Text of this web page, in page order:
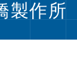
製作所